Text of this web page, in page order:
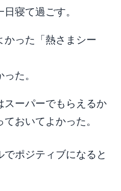
寝て過ごす。
かった「熱さまシー
た。
スーパーでもらえるか
おいてよかった。
ポジティブになると